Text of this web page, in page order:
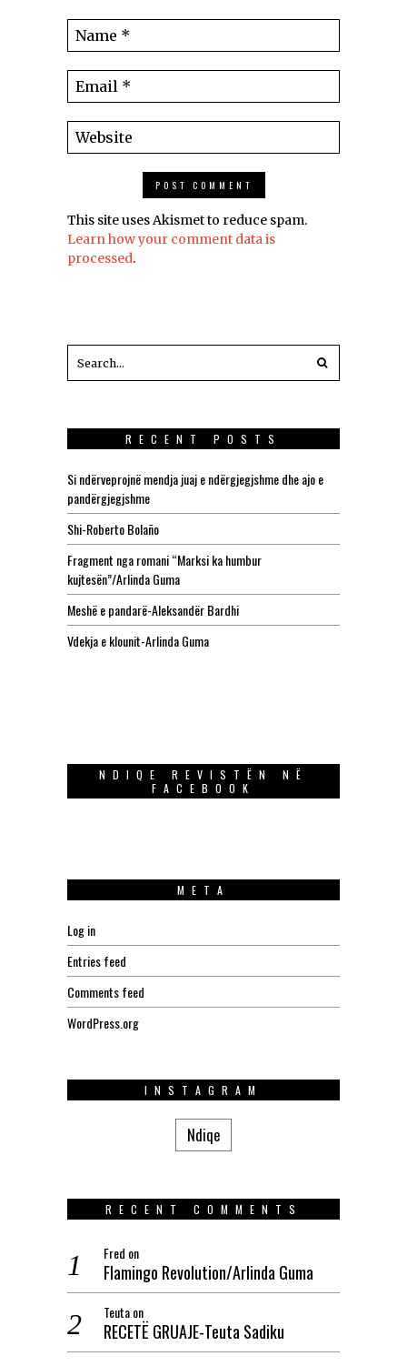
This site uses Akismet to reduce spam.
Learn how your comment data is
processed.
RECENT POSTS
Si ndërveprojnë mendja juaj e ndërgjegjshme dhe ajo e
pandërgjegjshme
Shi-Roberto Bolaño
Fragment nga romani “Marksi ka humbur
kujtesën”/Arlinda Guma
Meshë e pandarë-Aleksandër Bardhi
Vdekja e klounit-Arlinda Guma
NDIQE REVISTËN NË
FACEBOOK
META
Log in
Entries feed
Comments feed
WordPress.org
INSTAGRAM
Ndiqe
RECENT COMMENTS
Fred on
Flamingo Revolution/Arlinda Guma
Teutaon
RECETË GRUAJE-Teuta Sadiku